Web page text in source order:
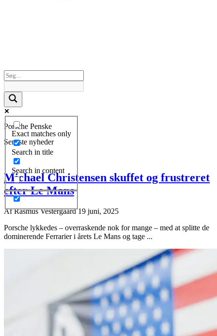
Exact matches only
Search in title
Search in content
Porsche Penske
Seneste nyheder
Michael Christensen skuffet og frustreret
efter Le Mans
AfRasmus Vestergaard19 juni, 2025
Porsche lykkedes – overraskende nok for mange – med at splitte de
dominerende Ferrarier i årets Le Mans og tage ...